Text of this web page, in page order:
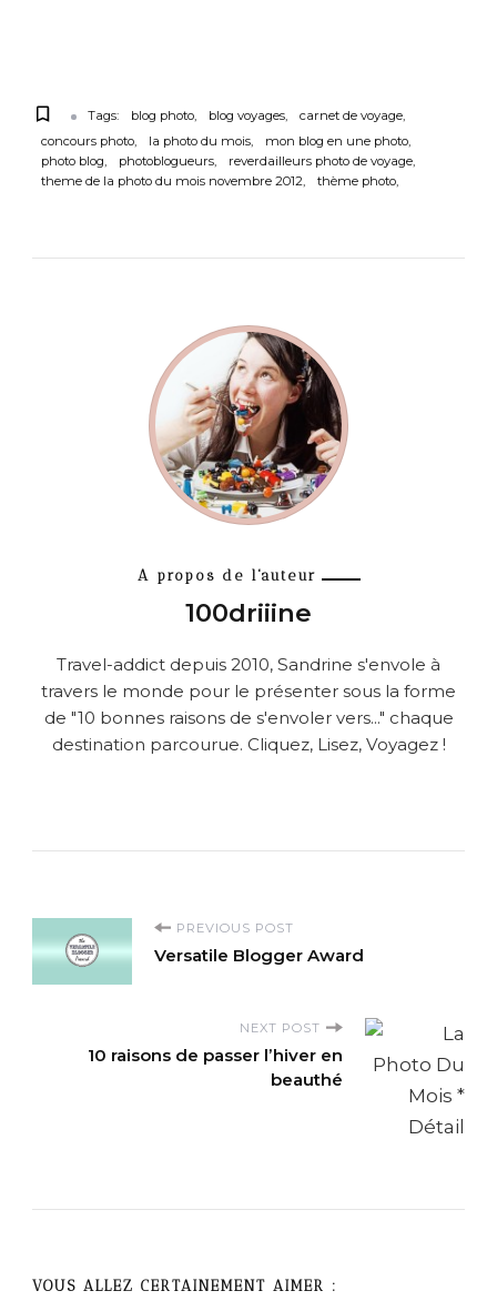
Tags: blog photo blog voyages
carnet de voyage
concours photo
la photo du mois
mon blog en une photo
photo blog
photoblogueurs
reverdailleurs photo de voyage
theme de la photo du mois novembre 2012
thème photo
A propos de l'auteur
100driiine
Travel-addict depuis 2010, Sandrine s'envole à
travers le monde pour le présenter sous la forme
de "10 bonnes raisons de s'envoler vers..." chaque
destination parcourue. Cliquez, Lisez, Voyagez !
P
o
a
i
PREVIOUS POST
Versatile Blogger Award
NEXT POST
10 raisons de passer l’hiver en
beauthé
VOUS ALLEZ CERTAINEMENT AIMER :